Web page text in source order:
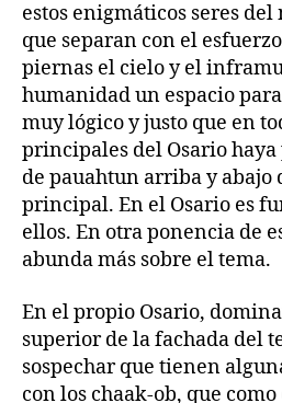
estos enigmáticos seres
que separan con el
piernas el cielo y el
humanidad un espacio
muy lógico y justo que en
principales del Osario
de pauahtun arriba y abajo
principal. En el Osario es
ellos. En otra ponencia de
abunda más sobre el tema.
En el propio Osario,
superior de la fachada del
sospechar que tienen
con los chaak-ob, que